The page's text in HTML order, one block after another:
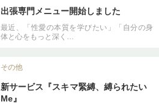
出張専門メニュー開始しました
最近、「性愛の本質を学びたい」「自分の身
体と心をもっと深く…
その他
新サービス『スキマ緊縛、縛られたい
Me』